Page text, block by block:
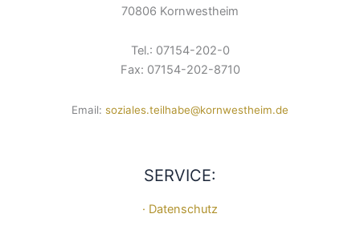
70806 Kornwestheim
Tel.: 07154-202-0
Fax: 07154-202-8710
Email: soziales.teilhabe@kornwestheim.de
SERVICE:
· Datenschutz